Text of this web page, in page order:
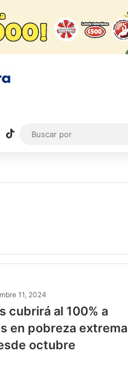
TikTok
11, 2024
cubrirá al 100% a
en pobreza extrema
octubre